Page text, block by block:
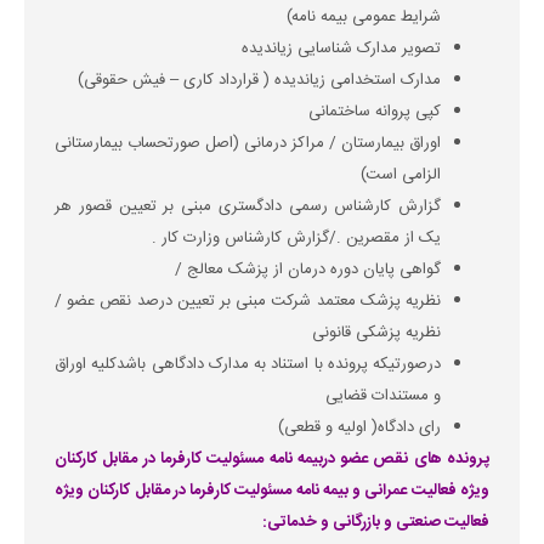
شرایط عمومی بیمه نامه)
تصویر مدارک شناسایی زیاندیده
مدارک استخدامی زیاندیده ( قرارداد کاری – فیش حقوقی)
کپی پروانه ساختمانی
اوراق بیمارستان / مراکز درمانی (اصل صورتحساب بیمارستانی
الزامی است)
گزارش کارشناس رسمی دادگستری مبنی بر تعیین قصور هر
یک از مقصرین ./گزارش کارشناس وزارت کار .
گواهی پایان دوره درمان از پزشک معالج /
نظریه پزشک معتمد شرکت مبنی بر تعیین درصد نقص عضو /
نظریه پزشکی قانونی
درصورتیکه پرونده با استناد به مدارک دادگاهی باشدکلیه اوراق
و مستندات قضایی
رای دادگاه( اولیه و قطعی)
پرونده های نقص عضو دربیمه نامه مسئولیت کارفرما در مقابل کارکنان
ویژه فعالیت عمرانی و بیمه نامه مسئولیت کارفرما در مقابل کارکنان ویژه
فعالیت صنعتی و بازرگانی و خدماتی: